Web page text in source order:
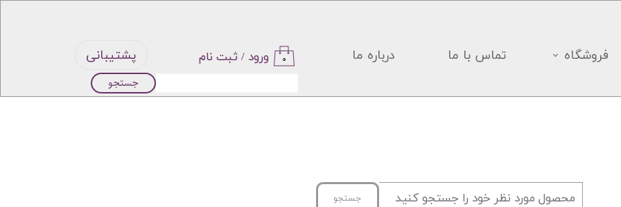
ورود / ثبت نام
حساب
فروشگاه تماس با ما درباره ما ۰ پشتیبانی
جستجو
جستجو